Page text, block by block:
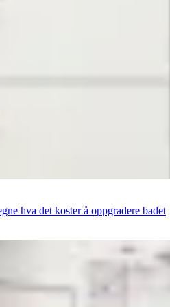
hva det koster å oppgradere badet